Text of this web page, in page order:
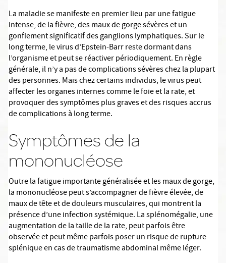
La maladie se manifeste en premier lieu par une fatigue
intense, de la fièvre, des maux de gorge sévères et un
gonflement significatif des ganglions lymphatiques. Sur le
long terme, le virus d’Epstein-Barr reste dormant dans
l’organisme et peut se réactiver périodiquement. En règle
générale, il n’y a pas de complications sévères chez la plupart
des personnes. Mais chez certains individus, le virus peut
affecter les organes internes comme le foie et la rate, et
provoquer des symptômes plus graves et des risques accrus
de complications à long terme.
Symptômes de la
mononucléose
Outre la fatigue importante généralisée et les maux de gorge,
la mononucléose peut s’accompagner de fièvre élevée, de
maux de tête et de douleurs musculaires, qui montrent la
présence d’une infection systémique. La splénomégalie, une
augmentation de la taille de la rate, peut parfois être
observée et peut même parfois poser un risque de rupture
splénique en cas de traumatisme abdominal même léger.